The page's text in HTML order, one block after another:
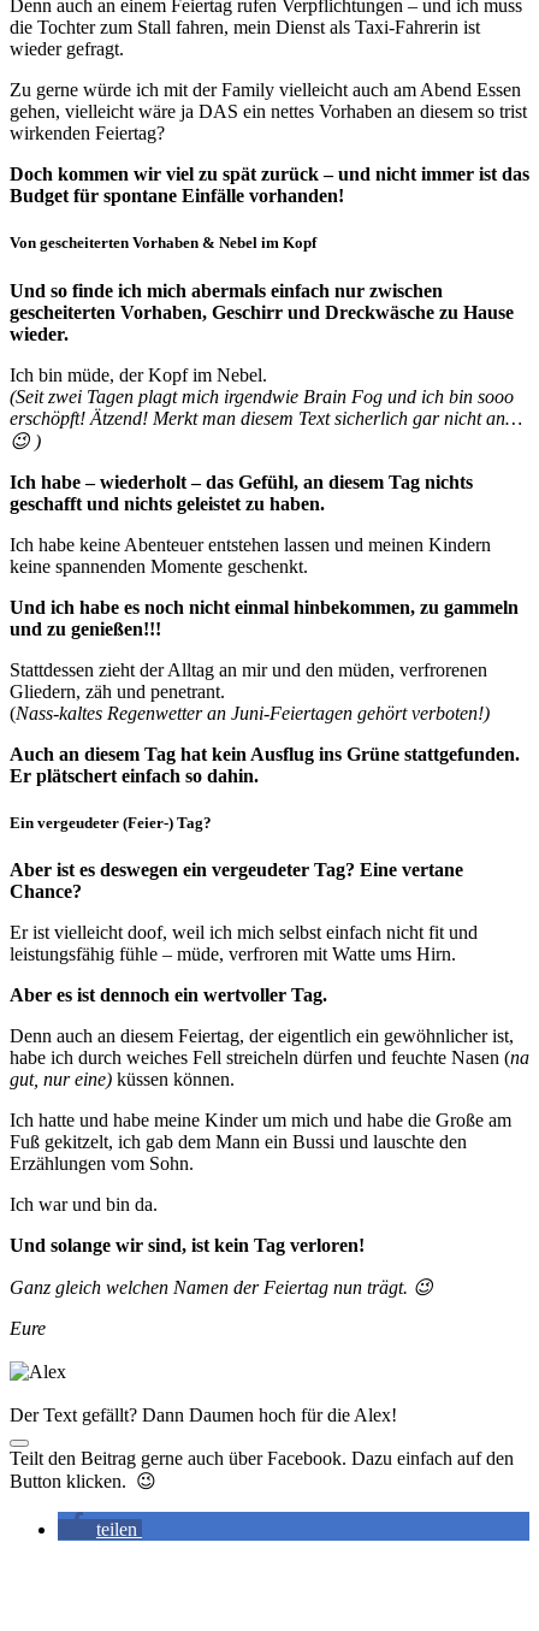
Denn auch an einem Feiertag rufen Verpflichtungen – und ich muss
die Tochter zum Stall fahren, mein Dienst als Taxi-Fahrerin ist
wieder gefragt.
Zu gerne würde ich mit der Family vielleicht auch am Abend Essen
gehen, vielleicht wäre ja DAS ein nettes Vorhaben an diesem so trist
wirkenden Feiertag?
Doch kommen wir viel zu spät zurück – und nicht immer ist das
Budget für spontane Einfälle vorhanden!
Von gescheiterten Vorhaben & Nebel im Kopf
Und so finde ich mich abermals einfach nur zwischen
gescheiterten Vorhaben, Geschirr und Dreckwäsche zu Hause
wieder.
Ich bin müde, der Kopf im Nebel.
(Seit zwei Tagen plagt mich irgendwie Brain Fog und ich bin sooo
erschöpft! Ätzend! Merkt man diesem Text sicherlich gar nicht an…
😉 )
Ich habe – wiederholt – das Gefühl, an diesem Tag nichts
geschafft und nichts geleistet zu haben.
Ich habe keine Abenteuer entstehen lassen und meinen Kindern
keine spannenden Momente geschenkt.
Und ich habe es noch nicht einmal hinbekommen, zu gammeln
und zu genießen!!!
Stattdessen zieht der Alltag an mir und den müden, verfrorenen
Gliedern, zäh und penetrant.
(Nass-kaltes Regenwetter an Juni-Feiertagen gehört verboten!)
Auch an diesem Tag hat kein Ausflug ins Grüne stattgefunden.
Er plätschert einfach so dahin.
Ein vergeudeter (Feier-) Tag?
Aber ist es deswegen ein vergeudeter Tag? Eine vertane
Chance?
Er ist vielleicht doof, weil ich mich selbst einfach nicht fit und
leistungsfähig fühle – müde, verfroren mit Watte ums Hirn.
Aber es ist dennoch ein wertvoller Tag.
Denn auch an diesem Feiertag, der eigentlich ein gewöhnlicher ist,
habe ich durch weiches Fell streicheln dürfen und feuchte Nasen (na
gut, nur eine) küssen können.
Ich hatte und habe meine Kinder um mich und habe die Große am
Fuß gekitzelt, ich gab dem Mann ein Bussi und lauschte den
Erzählungen vom Sohn.
Ich war und bin da.
Und solange wir sind, ist kein Tag verloren!
Ganz gleich welchen Namen der Feiertag nun trägt. 😉
Eure
Der Text gefällt? Dann Daumen hoch für die Alex!
Teilt den Beitrag gerne auch über Facebook. Dazu einfach auf den
Button klicken. 😉
teilen